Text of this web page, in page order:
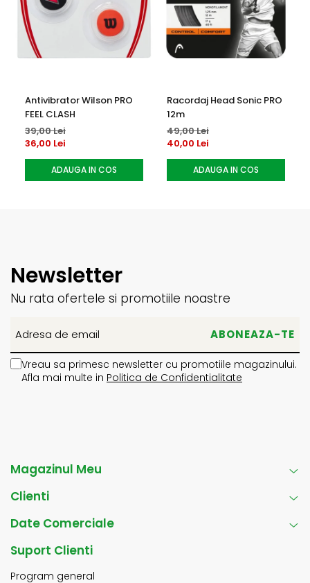
Antivibrator Wilson PRO
FEEL CLASH
39,00 Lei
36,00 Lei
ADAUGA IN COS
Racordaj Head Sonic PRO
12m
49,00 Lei
40,00 Lei
ADAUGA IN COS
Newsletter
Nu rata ofertele si promotiile noastre
Vreau sa primesc newsletter cu promotiile magazinului.
Afla mai multe in Politica de Confidentialitate
Magazinul Meu
Clienti
Date Comerciale
Suport Clienti
Program general